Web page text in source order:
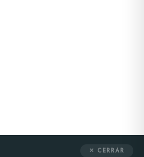
✕ CERRAR